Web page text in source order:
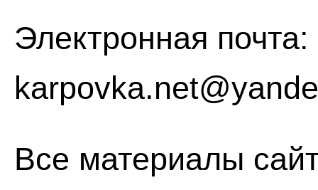
Электронная почта:
Все материалы